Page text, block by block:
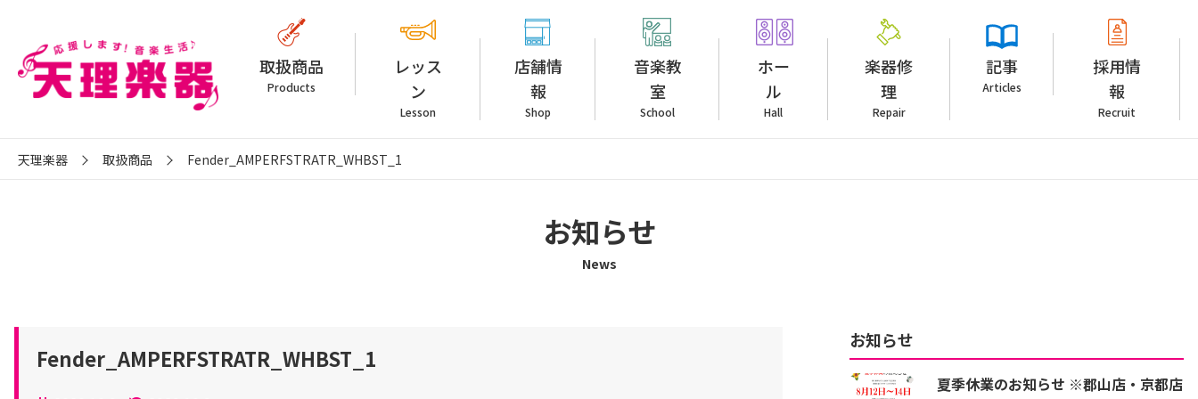
取扱商品
Products
レッス
ン
Lesson
店舗情
報
Shop
音楽教
室
School
ホー
ル
Hall
楽器修
理
Repair
記事
Articles
採用情
報
Recruit
天理楽器 取扱商品 Fender_AMPERFSTRATR_WHBST_1
お知らせ
News
Fender_AMPERFSTRATR_WHBST_1
お知らせ
夏季休業のお知らせ ※郡山店・京都店